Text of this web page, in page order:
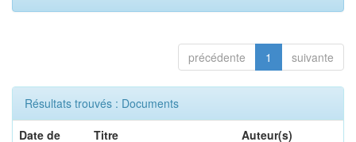
précédente 1 suivante
Résultats trouvés : Documents
Date de
Titre Auteur(s)